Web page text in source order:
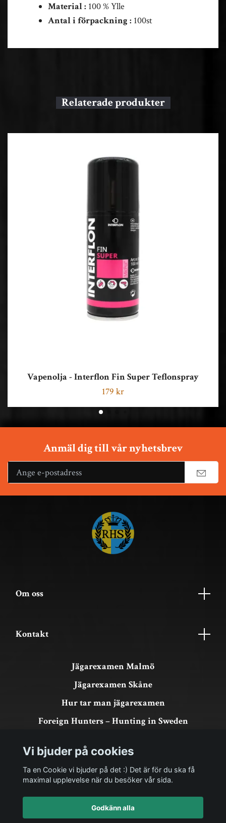
Material : 100 % Ylle
Antal i förpackning : 100st
Vapenolja - Interflon Fin Super Teflonspray
179 kr
Anmäl dig till vår nyhetsbrev
Om oss
Kontakt
Jägarexamen Malmö
Jägarexamen Skåne
Hur tar man jägarexamen
Foreign Hunters – Hunting in Sweden
Om köp och returer
Vi bjuder på cookies
Ta en Cookie vi bjuder på det :) Det är för du ska få
maximal upplevelse när du besöker vår sida.
Godkänn alla